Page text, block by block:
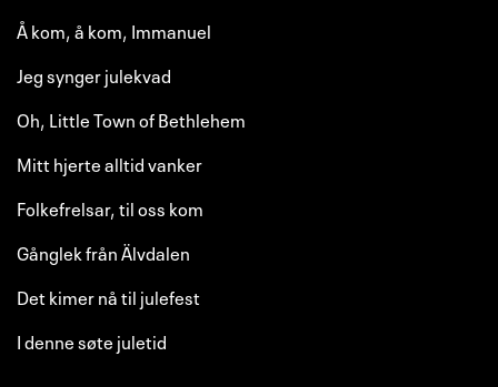
Å kom, å kom, Immanuel
Jeg synger julekvad
Oh, Little Town of Bethlehem
Mitt hjerte alltid vanker
Folkefrelsar, til oss kom
Gånglek från Älvdalen
Det kimer nå til julefest
I denne søte juletid